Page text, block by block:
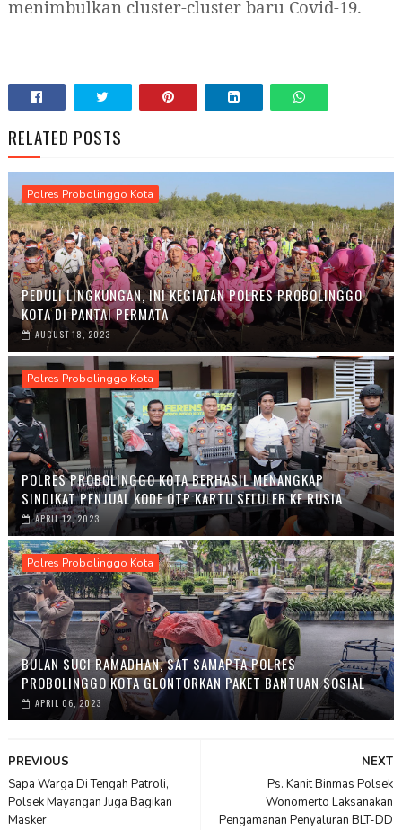
menimbulkan cluster-cluster baru Covid-19.
RELATED POSTS
Polres Probolinggo Kota
PEDULI LINGKUNGAN, INI KEGIATAN POLRES PROBOLINGGO
KOTA DI PANTAI PERMATA
AUGUST 18, 2023
Polres Probolinggo Kota
POLRES PROBOLINGGO KOTA BERHASIL MENANGKAP
SINDIKAT PENJUAL KODE OTP KARTU SELULER KE RUSIA
APRIL 12, 2023
Polres Probolinggo Kota
BULAN SUCI RAMADHAN, SAT SAMAPTA POLRES
PROBOLINGGO KOTA GLONTORKAN PAKET BANTUAN SOSIAL
APRIL 06, 2023
NEXT
Ps. Kanit Binmas Polsek
Wonomerto Laksanakan
Pengamanan Penyaluran BLT-DD
PREVIOUS
Sapa Warga Di Tengah Patroli,
Polsek Mayangan Juga Bagikan
Masker